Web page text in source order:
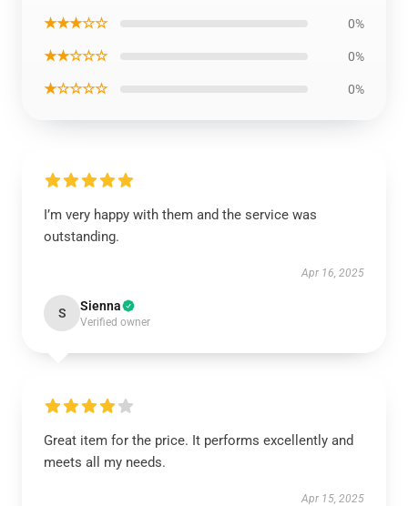
★★★☆☆ 0%
★★☆☆☆ 0%
★☆☆☆☆ 0%
I’m very happy with them and the service was
outstanding.
Apr 16, 2025
S Sienna
Verified owner
Great item for the price. It performs excellently and
meets all my needs.
Apr 15, 2025